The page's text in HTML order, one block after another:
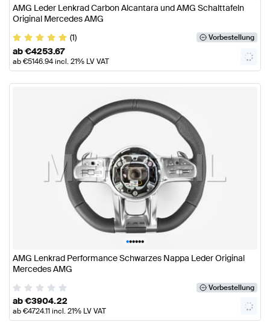
AMG Leder Lenkrad Carbon Alcantara und AMG Schalttafeln
Original Mercedes AMG
(1)
Vorbestellung
ab€4253.67
ab€5146.94incl. 21% LV VAT
••••••
AMG Lenkrad Performance Schwarzes Nappa Leder Original
Mercedes AMG
Vorbestellung
ab€3904.22
ab€4724.11incl. 21% LV VAT